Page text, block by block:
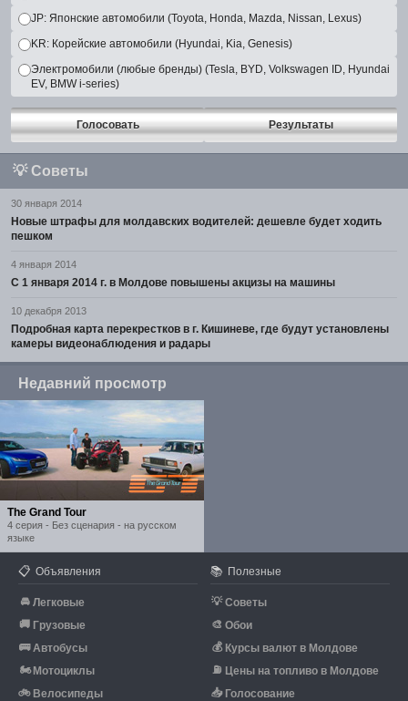
JP: Японские автомобили (Toyota, Honda, Mazda, Nissan, Lexus)
KR: Корейские автомобили (Hyundai, Kia, Genesis)
Электромобили (любые бренды) (Tesla, BYD, Volkswagen ID, Hyundai
EV, BMW i-series)
Голосовать Результаты
💡 Советы
30 января 2014
Новые штрафы для молдавских водителей: дешевле будет ходить
пешком
4 января 2014
С 1 января 2014 г. в Молдове повышены акцизы на машины
10 декабря 2013
Подробная карта перекрестков в г. Кишиневе, где будут установлены
камеры видеонаблюдения и радары
Недавний просмотр
The Grand Tour
4 серия - Без сценария - на русском
языке
📋 Объявления
🚘 Легковые
🚚 Грузовые
🚌 Автобусы
🏍 Мотоциклы
🚲 Велосипеды
📚 Полезные
💡 Советы
🎨 Обои
💰 Курсы валют в Молдове
⛽ Цены на топливо в Молдове
📥 Голосование